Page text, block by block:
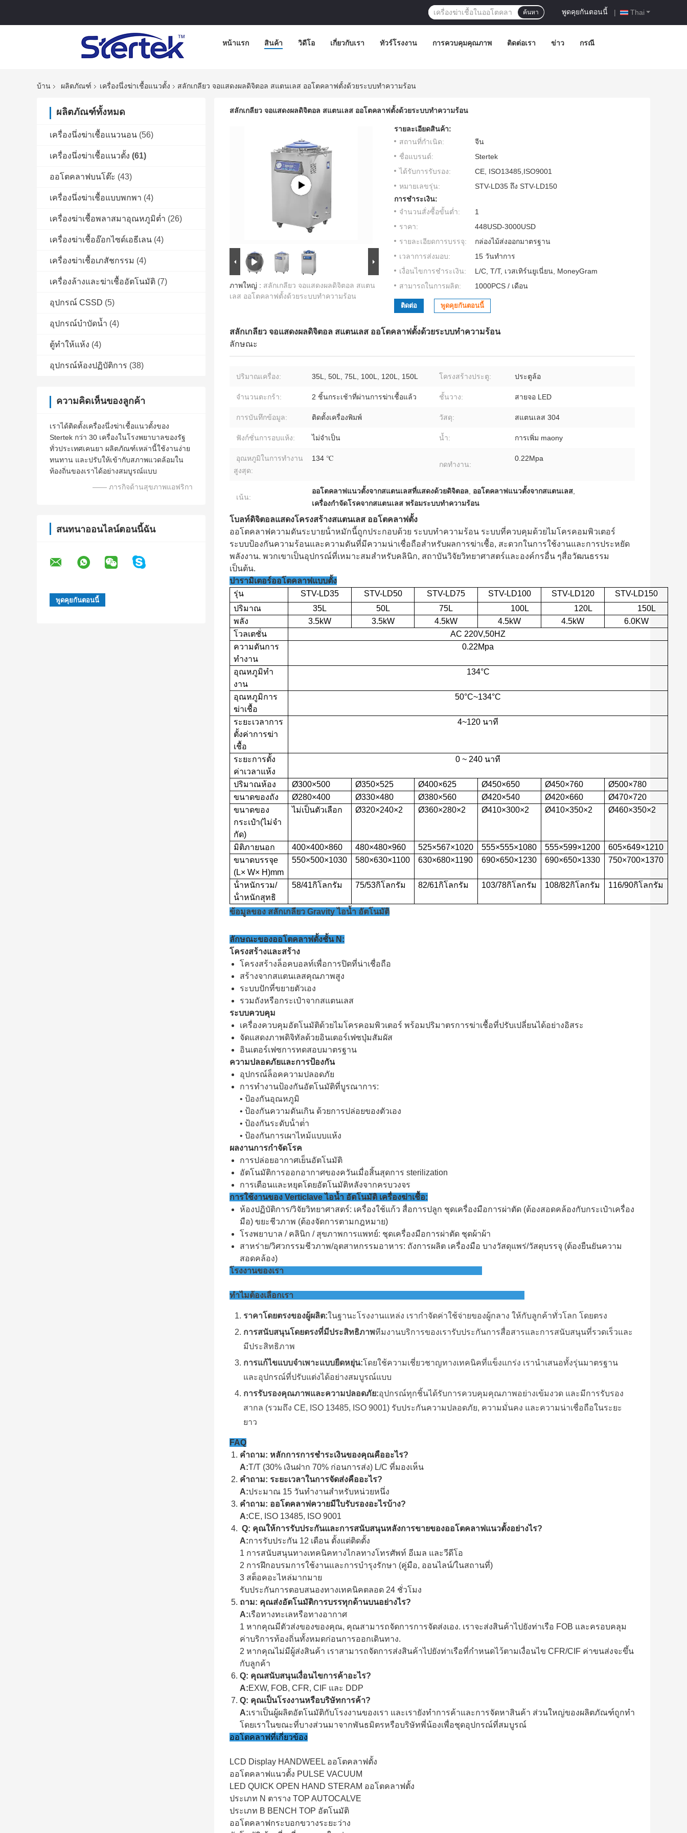
Thai
พูดคุยกันตอนนี้ |
ค้นหา
หน้าแรก สินค้า วิดีโอ เกี่ยวกับเรา ทัวร์โรงงาน การควบคุมคุณภาพ ติดต่อเรา ข่าว กรณี
บ้าน ผลิตภัณฑ์ เครื่องนึ่งฆ่าเชื้อแนวตั้ง สลักเกลียว จอแสดงผลดิจิตอล สแตนเลส ออโตคลาฟตั้งด้วยระบบทําความร้อน
ผลิตภัณฑ์ทั้งหมด
เครื่องนึ่งฆ่าเชื้อแนวนอน (56)
เครื่องนึ่งฆ่าเชื้อแนวตั้ง (61)
ออโตคลาฟบนโต๊ะ (43)
เครื่องนึ่งฆ่าเชื้อแบบพกพา (4)
เครื่องฆ่าเชื้อพลาสมาอุณหภูมิต่ำ (26)
เครื่องฆ่าเชื้ออ๊อกไซด์เอธีเลน (4)
เครื่องฆ่าเชื้อเภสัชกรรม (4)
เครื่องล้างและฆ่าเชื้ออัตโนมัติ (7)
อุปกรณ์ CSSD (5)
อุปกรณ์บำบัดน้ำ (4)
ตู้ทำให้แห้ง (4)
อุปกรณ์ห้องปฏิบัติการ (38)
ความคิดเห็นของลูกค้า
เราได้ติดตั้งเครื่องนึ่งฆ่าเชื้อแนวตั้งของ
Stertek กว่า 30 เครื่องในโรงพยาบาลของรัฐ
ทั่วประเทศเคนยา ผลิตภัณฑ์เหล่านี้ใช้งานง่าย
ทนทาน และปรับให้เข้ากับสภาพแวดล้อมใน
ท้องถิ่นของเราได้อย่างสมบูรณ์แบบ
—— ภารกิจด้านสุขภาพแอฟริกา
สนทนาออนไลน์ตอนนี้ฉัน
สลักเกลียว จอแสดงผลดิจิตอล สแตนเลส ออโตคลาฟตั้งด้วยระบบทําความร้อน
ภาพใหญ่ : สลักเกลียว จอแสดงผลดิจิตอล สแตน
เลส ออโตคลาฟตั้งด้วยระบบทําความร้อน
รายละเอียดสินค้า:
สถานที่กำเนิด:
จีน
ชื่อแบรนด์:
Stertek
ได้รับการรับรอง:
CE, ISO13485,ISO9001
หมายเลขรุ่น:
STV-LD35 ถึง STV-LD150
การชำระเงิน:
จำนวนสั่งซื้อขั้นต่ำ:
1
ราคา:
448USD-3000USD
รายละเอียดการบรรจุ:
กล่องไม้ส่งออกมาตรฐาน
เวลาการส่งมอบ:
15 วันทำการ
เงื่อนไขการชำระเงิน:
L/C, T/T, เวสเทิร์นยูเนี่ยน, MoneyGram
สามารถในการผลิต:
1000PCS / เดือน
ติดต่อ พูดคุยกันตอนนี้
สลักเกลียว จอแสดงผลดิจิตอล สแตนเลส ออโตคลาฟตั้งด้วยระบบทําความร้อน
ลักษณะ
ปริมาณเครื่อง: 35L, 50L, 75L, 100L, 120L, 150L โครงสร้างประตู: ประตูล้อ
จำนวนตะกร้า: 2 ชิ้นกระเช้าที่ผ่านการฆ่าเชื้อแล้ว ชั้นวาง: สายจอ LED
การบันทึกข้อมูล: ติดตั้งเครื่องพิมพ์ วัสดุ: สแตนเลส 304
ฟังก์ชั่นการอบแห้ง: ไม่จําเป็น น้ำ: การเพิ่ม maony
อุณหภูมิในการทำงาน
สูงสุด:
134 ℃
กดทำงาน:
0.22Mpa
เน้น:
ออโตคลาฟแนวตั้งจากสแตนเลสที่แสดงด้วยดิจิตอล, ออโตคลาฟแนวตั้งจากสแตนเลส,
เครื่องกําจัดโรคจากสแตนเลส พร้อมระบบทําความร้อน
โบลท์ดิจิตอลแสดงโครงสร้างสแตนเลส ออโตคลาฟตั้ง
ออโตคลาฟความดันระบายน้ําหมักนี้ถูกประกอบด้วย ระบบทําความร้อน ระบบที่ควบคุมด้วยไมโครคอมพิวเตอร์
ระบบป้องกันความร้อนและความดันที่มีความน่าเชื่อถือสําหรับผลการฆ่าเชื้อ, สะดวกในการใช้งานและการประหยัด
พลังงาน. พวกเขาเป็นอุปกรณ์ที่เหมาะสมสําหรับคลินิก, สถาบันวิจัยวิทยาศาสตร์และองค์กรอื่น ๆสื่อวัฒนธรรม
เป็นต้น.
ปารามิเตอร์ออโตคลาฟแบบตั้ง
รุ่น
STV-LD35 STV-LD50 STV-LD75 STV-LD100 STV-LD120 STV-LD150
ปริมาณ
35L 50L 75L 100L 120L
150L
พลัง
3.5kW 3.5kW 4.5kW 4.5kW 4.5kW
6.0KW
โวลเตชั่น
AC 220V,50HZ
ความดันการ
ทํางาน
0.22Mpa
อุณหภูมิทํา
งาน
134°C
อุณหภูมิการ
ฆ่าเชื้อ
50°C~134°C
ระยะเวลาการ
ตั้งค่าการฆ่า
เชื้อ
4~120 นาที
ระยะการตั้ง
ค่าเวลาแห้ง
0 ~ 240 นาที
ปริมาณห้อง Ø300×500 Ø350×525 Ø400×625 Ø450×650 Ø450×760 Ø500×780
ขนาดของถัง
Ø280×400 Ø330×480 Ø380×560 Ø420×540 Ø420×660 Ø470×720
ขนาดของ
กระเป๋า(ไม่จํา
กัด)
ไม่เป็นตัวเลือก Ø320×240×2 Ø360×280×2 Ø410×300×2 Ø410×350×2 Ø460×350×2
มิติภายนอก 400×400×860 480×480×960 525×567×1020 555×555×1080 555×599×1200 605×649×1210
ขนาดบรรจุe
(L× W× H)mm
550×500×1030 580×630×1100 630×680×1190 690×650×1230 690×650×1330 750×700×1370
น้ําหนักรวม/
น้ําหนักสุทธิ
58/41กิโลกรัม 75/53กิโลกรัม 82/61กิโลกรัม 103/78กิโลกรัม 108/82กิโลกรัม 116/90กิโลกรัม
ข้อมูลของ สลักเกลียว Gravity ไอน้ำ อัตโนมัติ
ลักษณะของออโตคลาฟตั้งชั้น N:
โครงสร้างและสร้าง
โครงสร้างล็อคบอลท์เพื่อการปิดที่น่าเชื่อถือ
สร้างจากสแตนเลสคุณภาพสูง
ระบบปักที่ขยายตัวเอง
รวมถังหรือกระเป๋าจากสแตนเลส
ระบบควบคุม
เครื่องควบคุมอัตโนมัติด้วยไมโครคอมพิวเตอร์ พร้อมปริมาตรการฆ่าเชื้อที่ปรับเปลี่ยนได้อย่างอิสระ
จัดแสดงภาพดิจิทัลด้วยอินเตอร์เฟซปุ่มสัมผัส
อินเตอร์เฟซการทดสอบมาตรฐาน
ความปลอดภัยและการป้องกัน
อุปกรณ์ล็อคความปลอดภัย
การทํางานป้องกันอัตโนมัติที่บูรณาการ:
• ป้องกันอุณหภูมิ
• ป้องกันความดันเกิน ด้วยการปล่อยของตัวเอง
• ป้องกันระดับน้ําต่ํา
• ป้องกันการเผาไหม้แบบแห้ง
ผลงานการกําจัดโรค
การปล่อยอากาศเย็นอัตโนมัติ
อัตโนมัติการออกอากาศของควันเมื่อสิ้นสุดการ sterilization
การเตือนและหยุดโดยอัตโนมัติหลังจากครบวงจร
การใช้งานของ Verticlave ไอน้ำ อัตโนมัติ เครื่องฆ่าเชื้อ:
ห้องปฏิบัติการ/วิจัยวิทยาศาสตร์: เครื่องใช้แก้ว สื่อการปลูก ชุดเครื่องมือการผ่าตัด (ต้องสอดคล้องกับกระเป๋าเครื่อง
มือ) ขยะชีวภาพ (ต้องจัดการตามกฎหมาย)
โรงพยาบาล / คลินิก / สุขภาพการแพทย์: ชุดเครื่องมือการผ่าตัด ชุดผ้าผ้า
สาหร่าย/วิศวกรรมชีวภาพ/อุตสาหกรรมอาหาร: ถังการผลิต เครื่องมือ บางวัสดุแพร่/วัสดุบรรจุ (ต้องยืนยันความ
สอดคล้อง)
โรงงานของเรา
ทําไมต้องเลือกเรา
ราคาโดยตรงของผู้ผลิต:ในฐานะโรงงานแหล่ง เรากําจัดค่าใช้จ่ายของผู้กลาง ให้กับลูกค้าทั่วโลก โดยตรง
การสนับสนุนโดยตรงที่มีประสิทธิภาพทีมงานบริการของเรารับประกันการสื่อสารและการสนับสนุนที่รวดเร็วและ
มีประสิทธิภาพ
การแก้ไขแบบจําเพาะแบบยืดหยุ่น:โดยใช้ความเชี่ยวชาญทางเทคนิคที่แข็งแกร่ง เรานําเสนอทั้งรุ่นมาตรฐาน
และอุปกรณ์ที่ปรับแต่งได้อย่างสมบูรณ์แบบ
การรับรองคุณภาพและความปลอดภัย:อุปกรณ์ทุกชิ้นได้รับการควบคุมคุณภาพอย่างเข้มงวด และมีการรับรอง
สากล (รวมถึง CE, ISO 13485, ISO 9001) รับประกันความปลอดภัย, ความมั่นคง และความน่าเชื่อถือในระยะ
ยาว
FAQ
คําถาม: หลักการการชําระเงินของคุณคืออะไร?
A:T/T (30% เงินฝาก 70% ก่อนการส่ง) L/C ที่มองเห็น
คําถาม: ระยะเวลาในการจัดส่งคืออะไร?
A:ประมาณ 15 วันทํางานสําหรับหน่วยหนึ่ง
คําถาม: ออโตคลาฟควายมีใบรับรองอะไรบ้าง?
A:CE, ISO 13485, ISO 9001
Q: คุณให้การรับประกันและการสนับสนุนหลังการขายของออโตคลาฟแนวตั้งอย่างไร?
A:การรับประกัน 12 เดือน ตั้งแต่ติดตั้ง
1 การสนับสนุนทางเทคนิคทางไกลทางโทรศัพท์ อีเมล และวีดีโอ
2 การฝึกอบรมการใช้งานและการบํารุงรักษา (คู่มือ, ออนไลน์/ในสถานที่)
3 สต็อคอะไหล่มากมาย
รับประกันการตอบสนองทางเทคนิคตลอด 24 ชั่วโมง
ถาม: คุณส่งอัตโนมัติการบรรทุกด้านบนอย่างไร?
A:เรือทางทะเลหรือทางอากาศ
1 หากคุณมีตัวส่งของของคุณ, คุณสามารถจัดการการจัดส่งเอง. เราจะส่งสินค้าไปยังท่าเรือ FOB และครอบคลุม
ค่าบริการท้องถิ่นทั้งหมดก่อนการออกเดินทาง.
2 หากคุณไม่มีผู้ส่งสินค้า เราสามารถจัดการส่งสินค้าไปยังท่าเรือที่กําหนดไว้ตามเงื่อนไข CFR/CIF ค่าขนส่งจะขึ้น
กับลูกค้า
Q: คุณสนับสนุนเงื่อนไขการค้าอะไร?
A:EXW, FOB, CFR, CIF และ DDP
Q: คุณเป็นโรงงานหรือบริษัทการค้า?
A:เราเป็นผู้ผลิตอัตโนมัติกับโรงงานของเรา และเรายังทําการค้าและการจัดหาสินค้า ส่วนใหญ่ของผลิตภัณฑ์ถูกทํา
โดยเราในขณะที่บางส่วนมาจากพันธมิตรหรือบริษัทพี่น้องเพื่อชุดอุปกรณ์ที่สมบูรณ์
ออโตคลาฟที่เกี่ยวข้อง
LCD Display HANDWEEL ออโตคลาฟตั้ง
ออโตคลาฟแนวตั้ง PULSE VACUUM
LED QUICK OPEN HAND STERAM ออโตคลาฟตั้ง
ประเภท N ตาราง TOP AUTOCALVE
ประเภท B BENCH TOP อัตโนมัติ
ออโตคลาฟกระบอกขวางระยะว่าง